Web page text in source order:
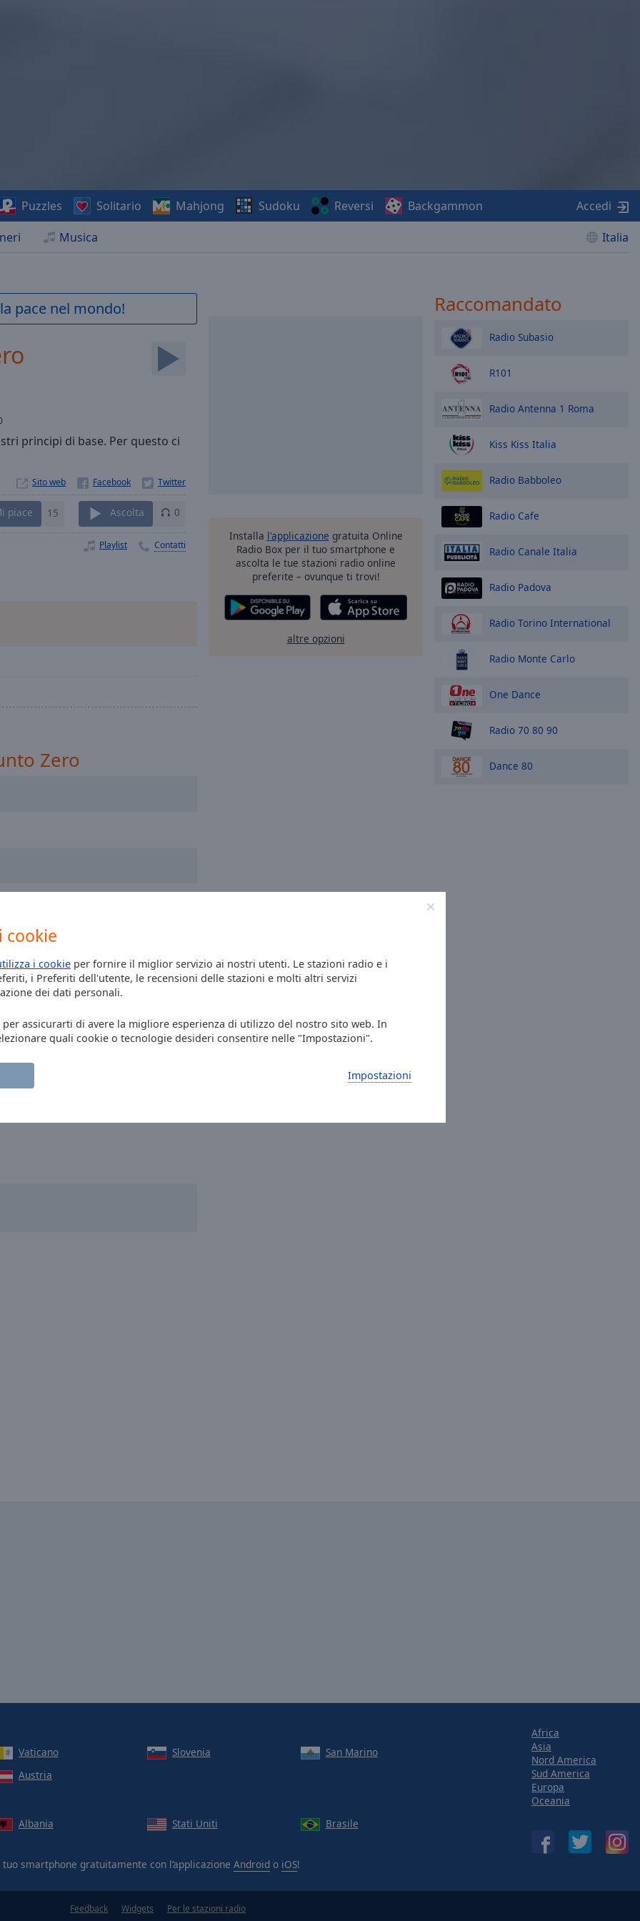
cookie
i cookie per fornire il miglior servizio ai nostri utenti. Le stazioni radio e i
i Preferiti dell'utente, le recensioni delle stazioni e molti altri servizi
dei dati personali.
per assicurarti di avere la migliore esperienza di utilizzo del nostro sito web. In
quali cookie o tecnologie desideri consentire nelle "Impostazioni".
Impostazioni
Musica Italia
Puzzles Solitario Mahjong Sudoku Reversi Backgammon Accedi
pace nel mondo!
principi di base. Per questo ci
Sito web
piace 15 Ascolta 0
Playlist Contatti
Zero
Installa l'applicazione gratuita Online
Radio Box per il tuo smartphone e
ascolta le tue stazioni radio online
preferite – ovunque ti trovi!
altre opzioni
Raccomandato
Radio Subasio
R101
Radio Antenna 1 Roma
Kiss Kiss Italia
Radio Babboleo
Radio Cafe
Radio Canale Italia
Radio Padova
Radio Torino International
Radio Monte Carlo
One Dance
Radio 70 80 90
Dance 80
Vaticano Slovenia
San Marino
Austria
Albania Stati Uniti Brasile
tuo smartphone gratuitamente con l’applicazione Android o iOS!
Africa
Asia
Nord America
Sud America
Europa
Oceania
Feedback Widgets Per le stazioni radio